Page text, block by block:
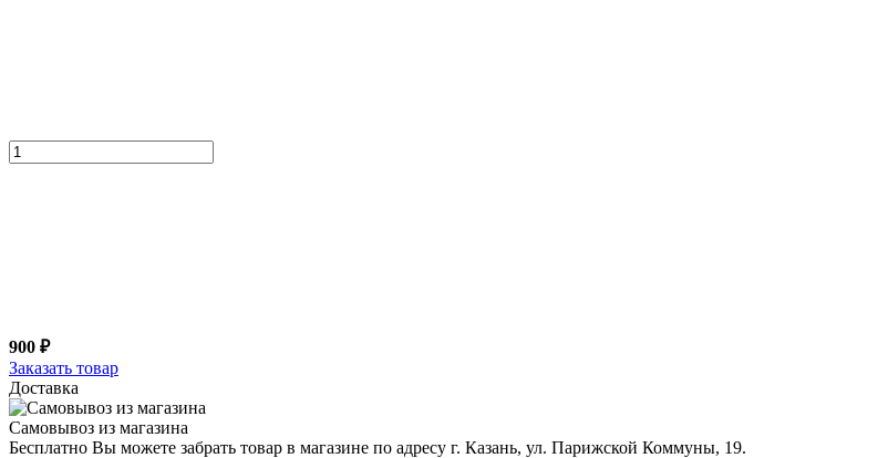
900 ₽
Заказать товар
Доставка
Самовывоз из магазина
Бесплатно Вы можете забрать товар в магазине по адресу г. Казань, ул. Парижской Коммуны, 19.